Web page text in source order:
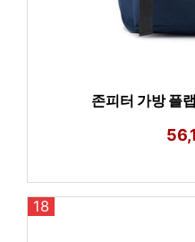
존피터 가방 플
18